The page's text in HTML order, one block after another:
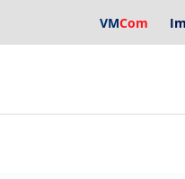
VMCom